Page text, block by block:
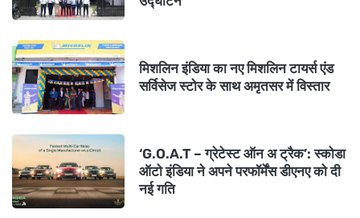
मिशलिन इंडिया का नए मिशलिन टायर्स एंड
सर्विसेज स्टोर के साथ अमृतसर में विस्तार
‘G.O.A.T – ग्रेटेस्ट ऑन अ ट्रैक’: स्कोडा
ऑटो इंडिया ने अपने परफॉर्मेंस डीएनए को दी
नई गति